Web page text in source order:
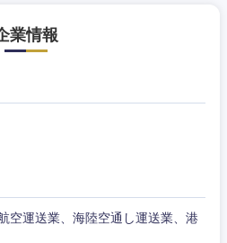
業情報
空運送業、海陸空通し運送業、港